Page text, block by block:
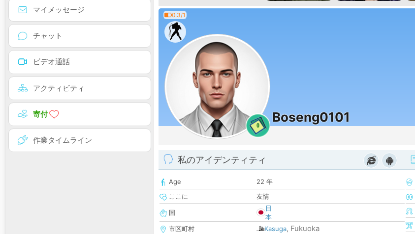
マイメッセージ
チャット
ビデオ通話
アクティビティ
寄付
作業タイムライン
0.3/1
0
Boseng0101
私のアイデンティティ
Age
22 年
ここに
友情
国
日
本
市区町村
Kasuga, Fukuoka